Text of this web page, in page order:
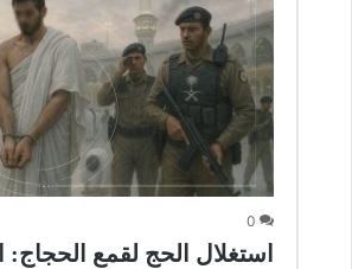
0
استغلال الحج لقمع الحجاج: